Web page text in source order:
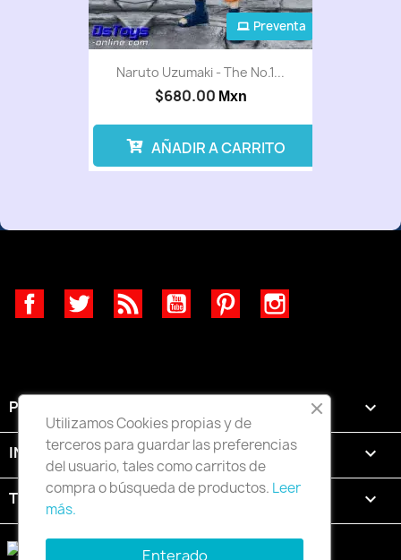
Naruto Uzumaki - The No.1...
$680.00 Mxn
Preventa
AÑADIR A CARRITO
FacebookTwitter Rss YouTube Pinterest
PRODUCTOS 
INFORMACIÓN 
TU CUENTA 
Utilizamos Cookies propias y de
terceros para guardar las preferencias
del usuario, tales como carritos de
compra o búsqueda de productos. Leer
más.
Enterado